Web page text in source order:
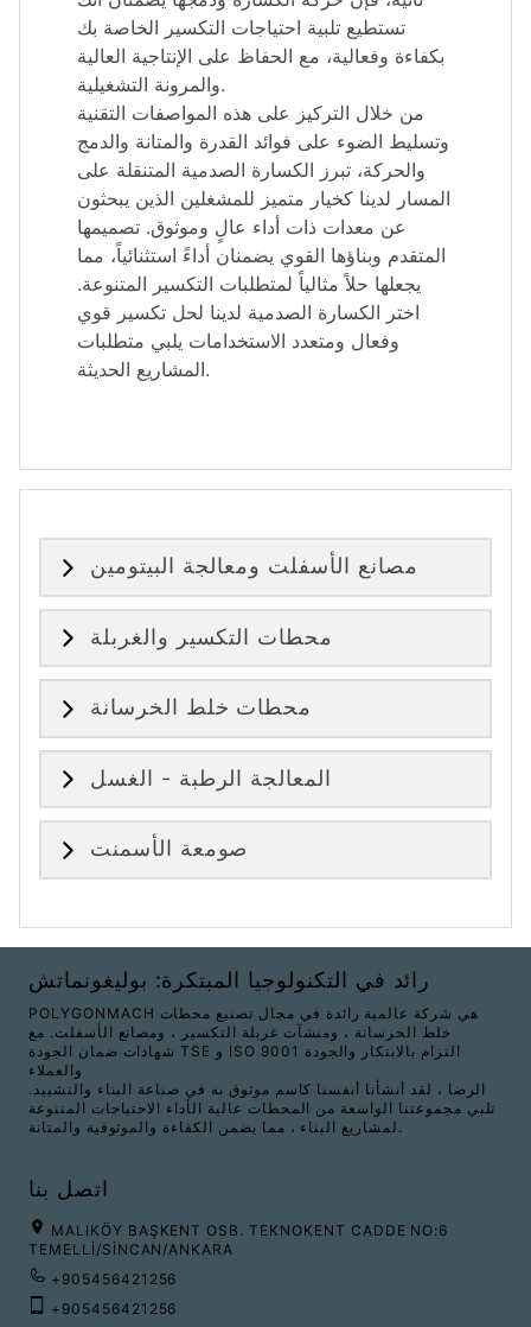
تستطيع تلبية احتياجات التكسير الخاصة بك
بكفاءة وفعالية، مع الحفاظ على الإنتاجية العالية
والمرونة التشغيلية.
من خلال التركيز على هذه المواصفات التقنية
وتسليط الضوء على فوائد القدرة والمتانة والدمج
والحركة، تبرز الكسارة الصدمية المتنقلة على
المسار لدينا كخيار متميز للمشغلين الذين يبحثون
عن معدات ذات أداء عالٍ وموثوق. تصميمها
المتقدم وبناؤها القوي يضمنان أداءً استثنائياً، مما
يجعلها حلاً مثالياً لمتطلبات التكسير المتنوعة.
اختر الكسارة الصدمية لدينا لحل تكسير قوي
وفعال ومتعدد الاستخدامات يلبي متطلبات
المشاريع الحديثة.
مصانع الأسفلت ومعالجة البيتومين
محطات التكسير والغربلة
محطات خلط الخرسانة
المعالجة الرطبة - الغسل
صومعة الأسمنت
رائد في التكنولوجيا المبتكرة: بوليغونماتش
POLYGONMACH هي شركة عالمية رائدة في مجال تصنيع محطات
خلط الخرسانة ، ومنشآت غربلة التكسير ، ومصانع الأسفلت. مع
شهادات ضمان الجودة TSE و ISO 9001 التزام بالابتكار والجودة
والعملاء
الرضا ، لقد أنشأنا أنفسنا كاسم موثوق به في صناعة البناء والتشييد.
تلبي مجموعتنا الواسعة من المحطات عالية الأداء الاحتياجات المتنوعة
لمشاريع البناء ، مما يضمن الكفاءة والموثوقية والمتانة.
اتصل بنا
MALIKÖY BAŞKENT OSB. TEKNOKENT CADDE NO:6
TEMELLİ/SİNCAN/ANKARA
+905456421256
+905456421256